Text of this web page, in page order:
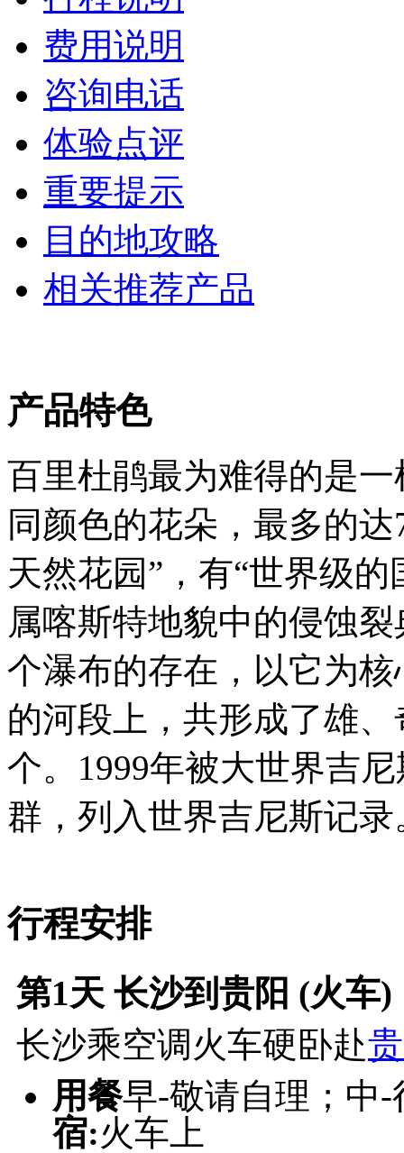
费用说明
咨询电话
体验点评
重要提示
目的地攻略
相关推荐产品
产品特色
百里杜鹃最为难得的是
同颜色的花朵，最多的
天然花园”，有“世界级
属喀斯特地貌中的侵蚀
个瀑布的存在，以它为
的河段上，共形成了雄
个。1999年被大世界吉
群，列入世界吉尼斯记录
行程安排
第1天 长沙到贵阳 (火车)
长沙乘空调火车硬卧赴
用餐早-敬请自理；中
宿:火车上